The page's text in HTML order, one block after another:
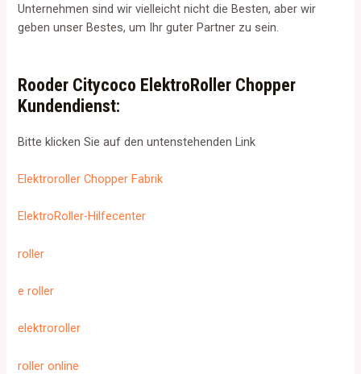
Unternehmen sind wir vielleicht nicht die Besten, aber wir
geben unser Bestes, um Ihr guter Partner zu sein.
Rooder Citycoco ElektroRoller Chopper
Kundendienst:
Bitte klicken Sie auf den untenstehenden Link
Elektroroller Chopper Fabrik
ElektroRoller-Hilfecenter
roller
e roller
elektroroller
roller online